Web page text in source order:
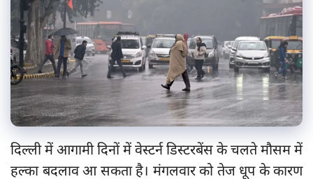
दिल्ली में आगामी दिनों में वेस्टर्न डिस्टरबेंस के चलते मौसम में
हल्का बदलाव आ सकता है। मंगलवार को तेज धूप के कारण